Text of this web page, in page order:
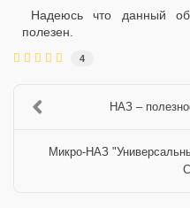
Надеюсь что данный
полезен.
4
НАЗ –
Микро-НАЗ